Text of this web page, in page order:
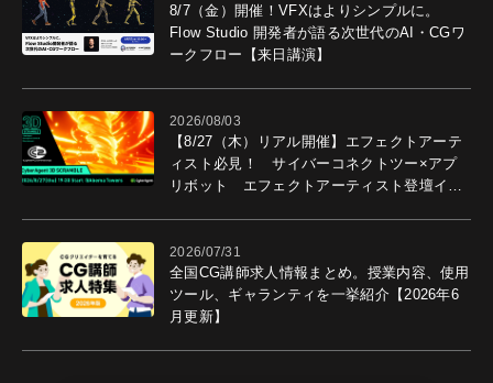
8/7（金）開催！VFXはよりシンプルに。
Flow Studio 開発者が語る次世代のAI・CGワ
ークフロー【来日講演】
2026/08/03
【8/27（木）リアル開催】エフェクトアーテ
ィスト必見！ サイバーコネクトツー×アプ
リボット エフェクトアーティスト登壇イベ
2026/07/31
全国CG講師求人情報まとめ。授業内容、使用
ツール、ギャランティを一挙紹介【2026年6
月更新】